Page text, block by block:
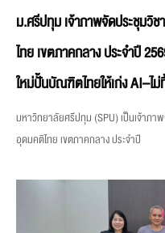
ม.ศรีปทุม เจ้าภาพจัดประชุม
ไทย เขตภาคกลาง ประจำปี
ใหม่ปั้นบัณฑิตไทยให้เก่ง AI–ไ
มหาวิทยาลัยศรีปทุม (SPU) เป็นเจ้าภ
อุดมคติไทย เขตภาคกลาง ประจำปี